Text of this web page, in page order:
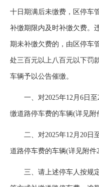
十日期满后未缴费，区停车
补缴期限内及时补缴欠费。
期未补缴欠费的，由区停车
处三百元以上八百元以下罚
车辆予以公告催缴。
一、对2025年12月6日至
缴道路停车费的车辆(详见附
二、对2025年12月20日至
道路停车费的车辆(详见附件
三、请上述停车人按规定